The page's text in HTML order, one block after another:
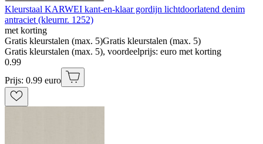
Kleurstaal KARWEI kant-en-klaar gordijn lichtdoorlatend denim
antraciet (kleurnr. 1252)
met korting
Gratis kleurstalen (max. 5)Gratis kleurstalen (max. 5)
Gratis kleurstalen (max. 5), voordeelprijs: euro met korting
0.99
Prijs: 0.99 euro